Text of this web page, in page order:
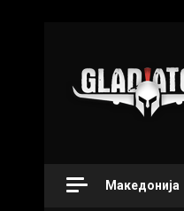
Македонија